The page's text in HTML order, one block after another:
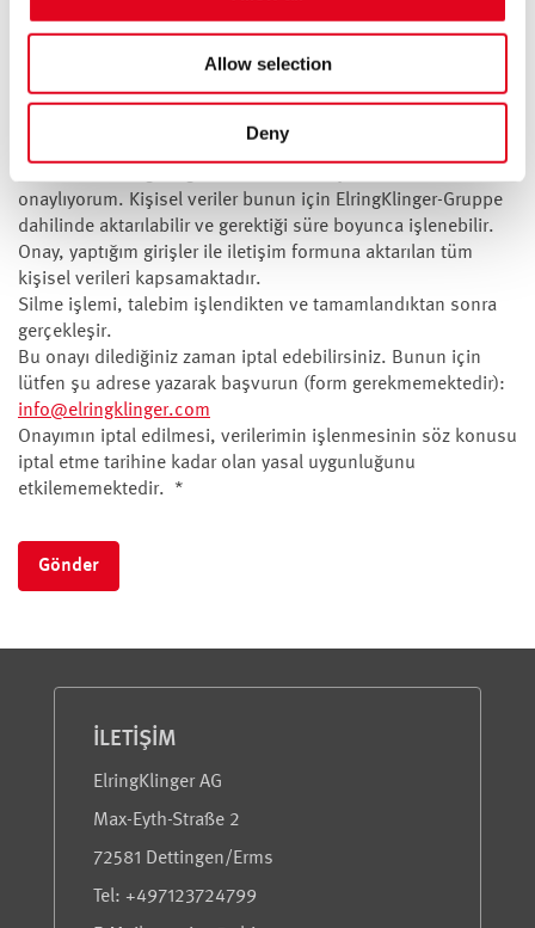
Allow selection
Deny
İşbu yazıyla talebimin işleme alınması amacıyla kişisel
onaylıyorum. Kişisel veriler bunun için ElringKlinger-Gruppe
dahilinde aktarılabilir ve gerektiği süre boyunca işlenebilir.
Onay, yaptığım girişler ile iletişim formuna aktarılan tüm
kişisel verileri kapsamaktadır.
Silme işlemi, talebim işlendikten ve tamamlandıktan sonra
gerçekleşir.
Bu onayı dilediğiniz zaman iptal edebilirsiniz. Bunun için
lütfen şu adrese yazarak başvurun (form gerekmemektedir):
info@elringklinger.com
Onayımın iptal edilmesi, verilerimin işlenmesinin söz konusu
iptal etme tarihine kadar olan yasal uygunluğunu
etkilememektedir.
*
Gönder
İLETIŞIM
ElringKlinger AG
Max-Eyth-Straße 2
72581 Dettingen/Erms
Tel: +497123724799